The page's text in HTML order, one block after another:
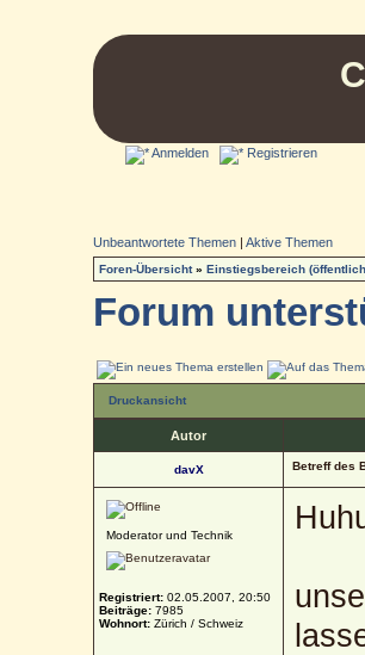
Anmelden Registrieren
Unbeantwortete Themen |Aktive Themen
Foren-Übersicht»Einstiegsbereich
Forum
Druckansicht
Autor
davX Betreff des
Moderator und Technik
Registriert: 02.05.2007, 20:50
Beiträge: 7985
Wohnort: Zürich / Schweiz